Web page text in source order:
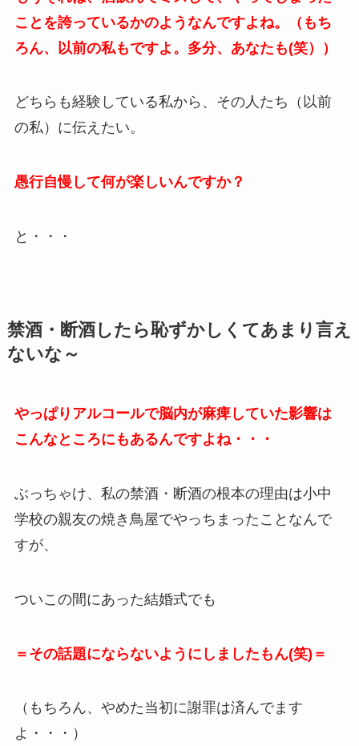
ことを誇っているかのようなんですよね。（もち
ろん、以前の私もですよ。多分、あなたも(笑））
どちらも経験している私から、その人たち（以前
の私）に伝えたい。
愚行自慢して何が楽しいんですか？
と・・・
禁酒・断酒したら恥ずかしくてあまり言え
ないな～
やっぱりアルコールで脳内が麻痺していた影響は
こんなところにもあるんですよね・・・
ぶっちゃけ、私の禁酒・断酒の根本の理由は小中
学校の親友の焼き鳥屋でやっちまったことなんで
すが、
ついこの間にあった結婚式でも
＝その話題にならないようにしましたもん(笑)＝
（もちろん、やめた当初に謝罪は済んでます
よ・・・）